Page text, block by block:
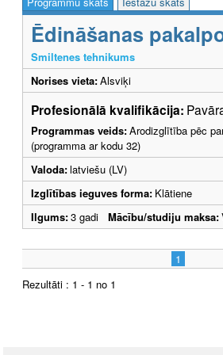
Ēdināšanas
Smiltenes tehnikums
Norises vieta:Alsviķi
Profesionālā kvalifikācija:
Programmas veids:Arodizglītība pēc
(programma ar kodu 32)
Valoda:latviešu (LV)
Izglītības ieguves forma: Klātiene
Ilgums:3 gadi Mācību/studiju maksa:
1
Rezultāti : 1 - 1 no 1